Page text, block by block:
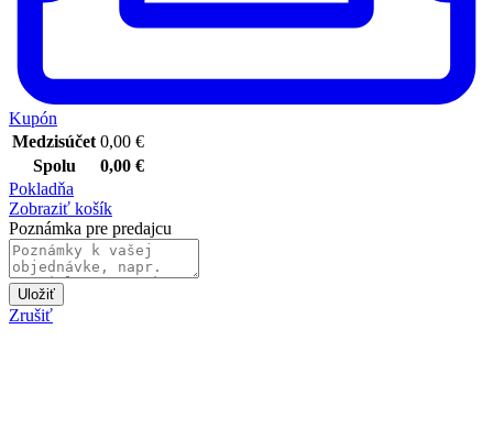
Kupón
Medzisúčet 0,00 €
Spolu
0,00 €
Pokladňa
Zobraziť košík
Poznámka pre predajcu
Uložiť
Zrušiť